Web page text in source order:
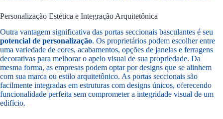
Personalização Estética e Integração Arquitetônica
Outra vantagem significativa das portas seccionais basculantes é seu
potencial de personalização. Os proprietários podem escolher entre
uma variedade de cores, acabamentos, opções de janelas e ferragens
decorativas para melhorar o apelo visual de sua propriedade. Da
mesma forma, as empresas podem optar por designs que se alinhem
com sua marca ou estilo arquitetônico. As portas seccionais são
facilmente integradas em estruturas com designs únicos, oferecendo
funcionalidade perfeita sem comprometer a integridade visual de um
edifício.